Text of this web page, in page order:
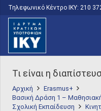
Τηλεφωνικό Κέντρο IKY: 210
Τι είναι η
Αρχική
Erasmus+
Βασική Δράση 1 –
Σχολική Εκπαίδευση